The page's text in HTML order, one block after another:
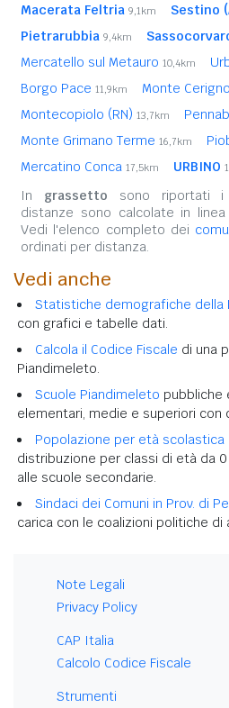
Macerata Feltria 9,1km Sestino
Pietrarubbia 9,4km
Mercatello sul Metauro 10,4km
Borgo Pace 11,9km Monte
Montecopiolo (RN) 13,7km
Monte Grimano Terme 16,7km
Mercatino Conca 17,5km URBINO
In grassetto sono riportati i
distanze sono calcolate in
Vedi l'elenco completo dei
ordinati per distanza.
Vedi anche
Statistiche demografiche della
con grafici e tabelle dati.
Calcola il Codice Fiscale di una
Piandimeleto.
Scuole Piandimeleto pubbliche
elementari, medie e superiori con
Popolazione per età scolastica
distribuzione per classi di età da 0
alle scuole secondarie.
Sindaci dei Comuni in Prov. di
carica con le coalizioni politiche di
Note Legali
Privacy Policy
CAP Italia
Calcolo Codice Fiscale
Strumenti